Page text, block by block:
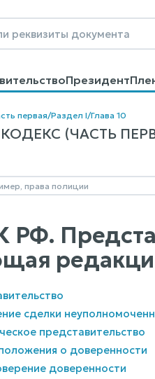
Президент
КонтактыПомощь
первая/Раздел I/Глава 10
(ЧАСТЬ
РФ.
сделки
представительство
о доверенности
доверенности